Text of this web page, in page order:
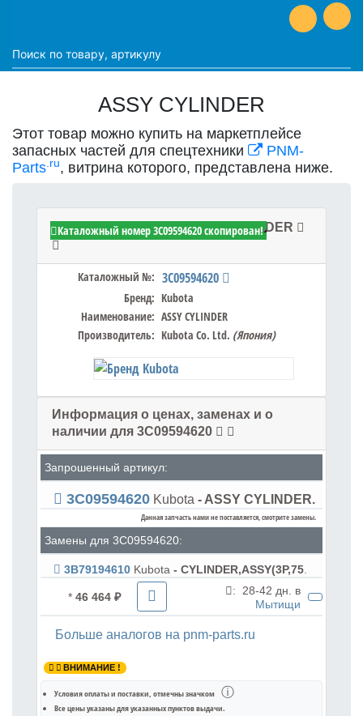
ASSY CYLINDER
Этот товар можно купить на маркетплейсе
запасных частей для спецтехники
PNM-
Parts.ru, витрина которого, представлена ниже.
Kubota 3C09594620 - ASSY CYLINDER
Каталожный №: 3C09594620
Бренд: Kubota
Наименование: ASSY CYLINDER
Производитель: Kubota Co. Ltd. (Япония)
Каталожный номер 3C09594620 скопирован!
Информация о ценах, заменах и о
наличии для 3C09594620
Запрошенный артикул:
3C09594620 Kubota - ASSY CYLINDER.
Данная запчасть нами не поставляется, смотрите замены.
Замены для 3C09594620:
3B79194610 Kubota - CYLINDER,ASSY(3P,75.
* 46 464 ₽ : 28-42 дн. в
Мытищи
Больше аналогов на pnm-parts.ru
ВНИМАНИЕ !
Условия оплаты и поставки, отмечны значком ⓘ
Все цены указаны дляуказанных пунктов выдачи.